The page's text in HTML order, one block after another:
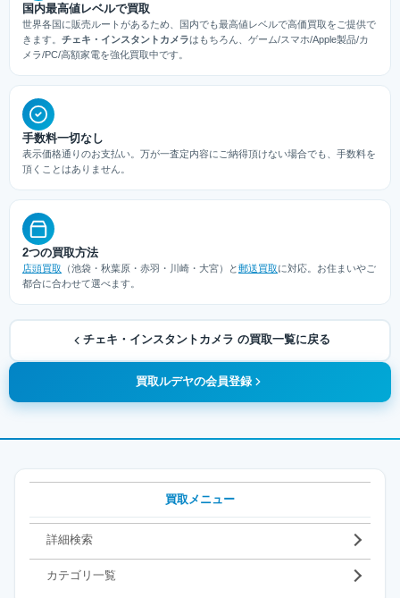
国内最高値レベルで買取
世界各国に販売ルートがあるため、国内でも最高値レベルで高価買取をご提供で
きます。 チェキ・インスタントカメラはもちろん、ゲーム/スマホ/Apple製品/カ
メラ/PC/高額家電を強化買取中です。
手数料一切なし
表示価格通りのお支払い。万が一査定内容にご納得頂けない場合でも、手数料を
頂くことはありません。
2つの買取方法
店頭買取 （池袋・秋葉原・赤羽・川崎・大宮）と郵送買取に対応。お住まいやご
都合に合わせて選べます。
チェキ・インスタントカメラ の買取一覧に戻る
買取ルデヤの会員登録
買取メニュー
詳細検索
カテゴリ一覧